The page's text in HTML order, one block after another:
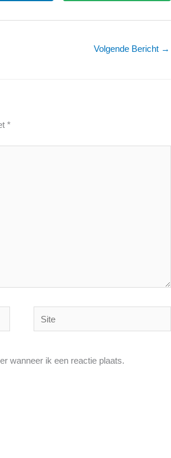
Volgende Bericht →
*
Site
wanneer ik een reactie plaats.